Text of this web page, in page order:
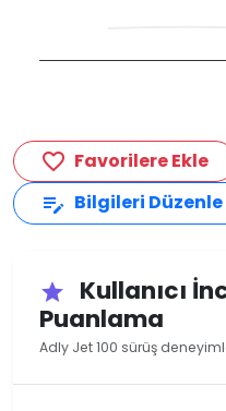
favorite_border Favorilere Ekle
edit_note Bilgileri
star
Kullanıcı
Puanlama
Adly Jet 100 sürüş